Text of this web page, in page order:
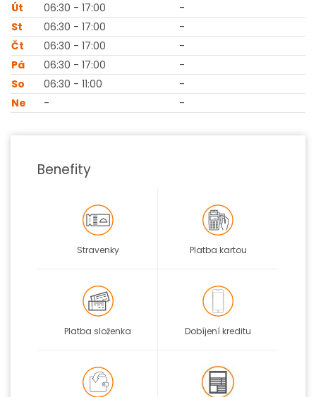
Út
06:30 - 17:00
-
St
06:30 - 17:00
-
Čt
06:30 - 17:00
-
Pá
06:30 - 17:00
-
So
06:30 - 11:00
-
Ne
- -
Benefity
Stravenky Platba kartou
Platba složenka Dobíjení kreditu